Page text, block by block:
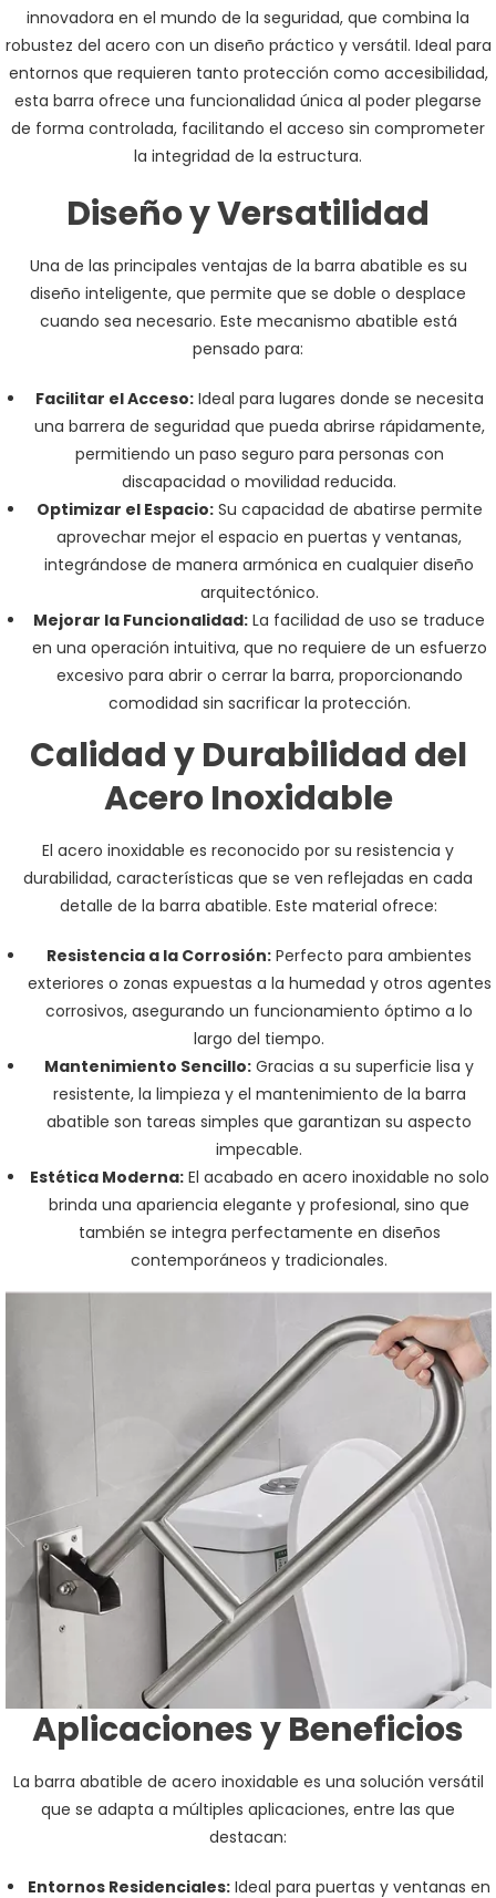
innovadora en el mundo de la seguridad, que combina la
robustez del acero con un diseño práctico y versátil. Ideal para
entornos que requieren tanto protección como accesibilidad,
esta barra ofrece una funcionalidad única al poder plegarse
de forma controlada, facilitando el acceso sin comprometer
la integridad de la estructura.
Diseño y Versatilidad
Una de las principales ventajas de la barra abatible es su
diseño inteligente, que permite que se doble o desplace
cuando sea necesario. Este mecanismo abatible está
pensado para:
Facilitar el Acceso:Ideal para lugares donde se necesita
una barrera de seguridad que pueda abrirse rápidamente,
permitiendo un paso seguro para personas con
discapacidad o movilidad reducida.
Optimizar el Espacio:Su capacidad de abatirse permite
aprovechar mejor el espacio en puertas y ventanas,
integrándose de manera armónica en cualquier diseño
arquitectónico.
Mejorar la Funcionalidad: La facilidad de uso se traduce
en una operación intuitiva, que no requiere de un esfuerzo
excesivo para abrir o cerrar la barra, proporcionando
comodidad sin sacrificar la protección.
Calidad y Durabilidad del
Acero Inoxidable
El acero inoxidable es reconocido por su resistencia y
durabilidad, características que se ven reflejadas en cada
detalle de la barra abatible. Este material ofrece:
Resistencia a la Corrosión: Perfecto para ambientes
exteriores o zonas expuestas a la humedad y otros agentes
corrosivos, asegurando un funcionamiento óptimo a lo
largo del tiempo.
Mantenimiento Sencillo: Gracias a su superficie lisa y
resistente, la limpieza y el mantenimiento de la barra
abatible son tareas simples que garantizan su aspecto
impecable.
Estética Moderna:El acabado en acero inoxidable no solo
brinda una apariencia elegante y profesional, sino que
también se integra perfectamente en diseños
contemporáneos y tradicionales.
Aplicaciones y Beneficios
La barra abatible de acero inoxidable es una solución versátil
que se adapta a múltiples aplicaciones, entre las que
destacan:
Entornos Residenciales: Ideal para puertas y ventanas en